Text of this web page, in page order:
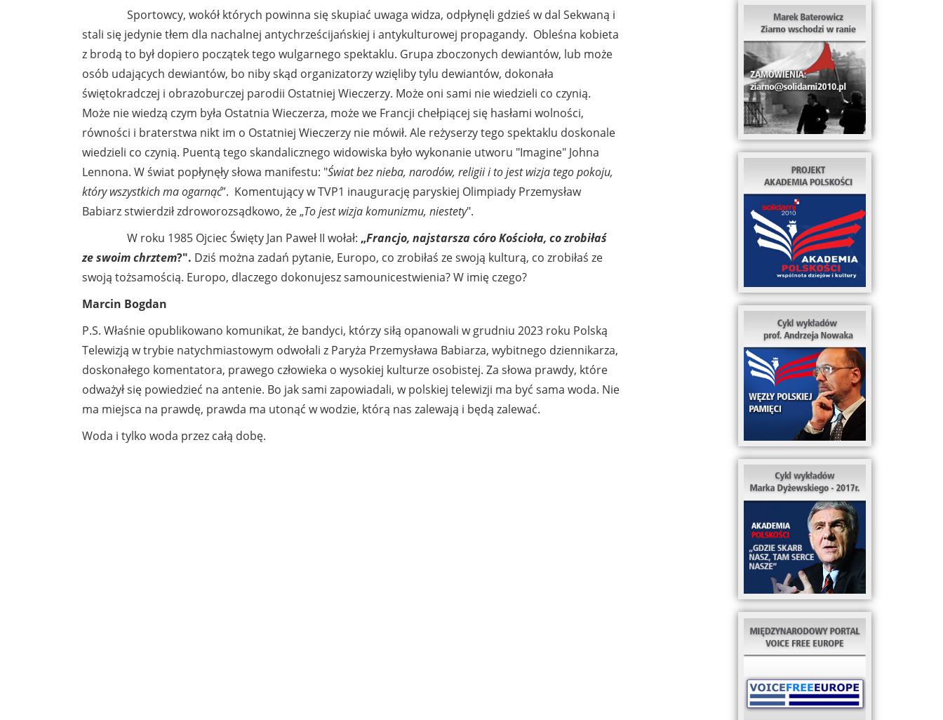
Sportowcy, wokół których powinna się skupiać uwaga widza, odpłynęli gdzieś w dal Sekwaną i
stali się jedynie tłem dla nachalnej antychrześcijańskiej i antykulturowej propagandy. Obleśna kobieta
z brodą to był dopiero początek tego wulgarnego spektaklu. Grupa zboczonych dewiantów, lub może
osób udających dewiantów, bo niby skąd organizatorzy wzięliby tylu dewiantów, dokonała
świętokradczej i obrazoburczej parodii Ostatniej Wieczerzy. Może oni sami nie wiedzieli co czynią.
Może nie wiedzą czym była Ostatnia Wieczerza, może we Francji chełpiącej się hasłami wolności,
równości i braterstwa nikt im o Ostatniej Wieczerzy nie mówił. Ale reżyserzy tego spektaklu doskonale
wiedzieli co czynią. Puentą tego skandalicznego widowiska było wykonanie utworu "Imagine" Johna
Lennona. W świat popłynęły słowa manifestu: "Świat bez nieba, narodów, religii i to jest wizja tego pokoju,
który wszystkich ma ogarnąć”. Komentujący w TVP1 inaugurację paryskiej Olimpiady Przemysław
Babiarz stwierdził zdroworozsądkowo, że „To jest wizja komunizmu, niestety".
W roku 1985 Ojciec Święty Jan Paweł II wołał: „Francjo, najstarsza córo Kościoła, co zrobiłaś
ze swoim chrztem?". Dziś można zadań pytanie, Europo, co zrobiłaś ze swoją kulturą, co zrobiłaś ze
swoją tożsamością. Europo, dlaczego dokonujesz samounicestwienia? W imię czego?
Marcin Bogdan
P.S. Właśnie opublikowano komunikat, że bandyci, którzy siłą opanowali w grudniu 2023 roku Polską
Telewizją w trybie natychmiastowym odwołali z Paryża Przemysława Babiarza, wybitnego dziennikarza,
doskonałego komentatora, prawego człowieka o wysokiej kulturze osobistej. Za słowa prawdy, które
odważył się powiedzieć na antenie. Bo jak sami zapowiadali, w polskiej telewizji ma być sama woda. Nie
ma miejsca na prawdę, prawda ma utonąć w wodzie, którą nas zalewają i będą zalewać.
Woda i tylko woda przez całą dobę.